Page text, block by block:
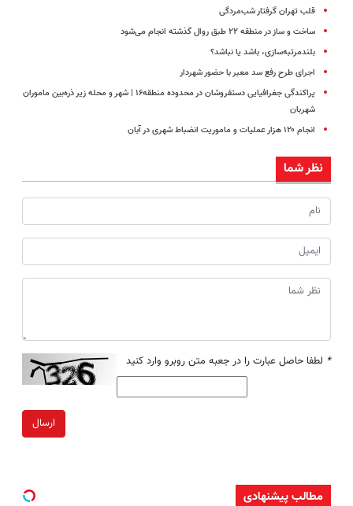
قلب تهران گرفتار شب‌مردگی
ساخت و ساز در منطقه ۲۲ طبق روال گذشته انجام می‌شود
بلندمرتبه‌سازی، باشد یا نباشد؟
اجرای طرح رفع سد معبر با حضور شهردار
پراکندگی جغرافیایی دستفروشان در محدوده منطقه۱۶ | شهر و محله زیر ذره‌بین ماموران
شهربان
انجام ۱۲۰ هزار عملیات و ماموریت انضباط شهری در آبان
نظر شما
* لطفا حاصل عبارت را در جعبه متن روبرو وارد کنید
ارسال
مطالب پیشنهادی